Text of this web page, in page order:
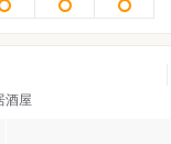
酒屋